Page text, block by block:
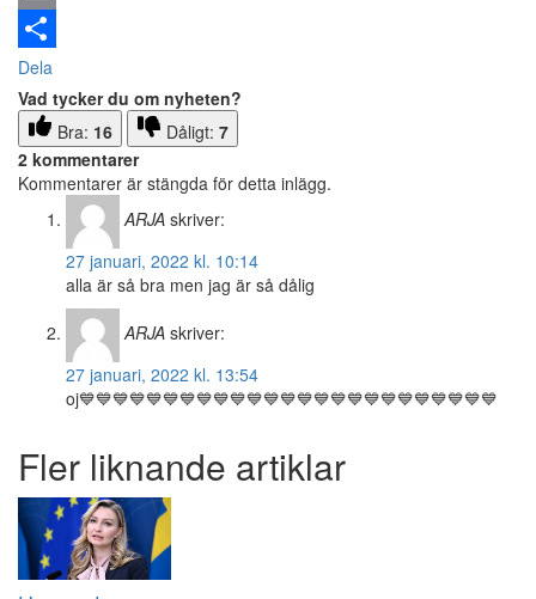
Email
Dela
Vad tycker du om nyheten?
Bra: 16 Dåligt: 7
2 kommentarer
Kommentarer är stängda för detta inlägg.
ARJA skriver:
27 januari, 2022 kl. 10:14
alla är så bra men jag är så dålig
ARJA skriver:
27 januari, 2022 kl. 13:54
oj💙💙💙💙💙💙💙💙💙💙💙💙💙💙💙💙💙💙💙💙💙💙💙💙💙
Fler liknande artiklar